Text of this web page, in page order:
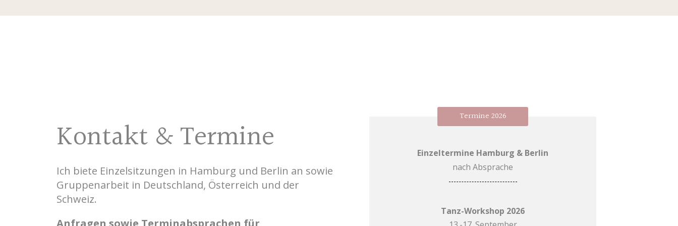
Kontakt & Termine
Ich biete Einzelsitzungen in Hamburg und Berlin an sowie
Gruppenarbeit in Deutschland, Österreich und der
Schweiz.
Anfragen sowie Terminabsprachen für
Termine 2026
Einzeltermine Hamburg & Berlin
nach Absprache
Tanz-Workshop 2026